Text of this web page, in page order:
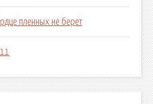
пленных не берет